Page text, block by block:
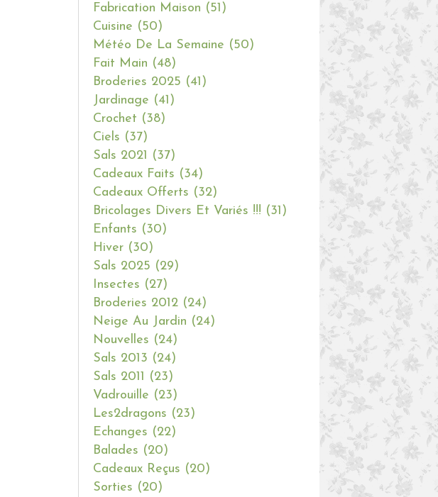
Fabrication Maison (51)
Cuisine (50)
Météo De La Semaine (50)
Fait Main (48)
Broderies 2025 (41)
Jardinage (41)
Crochet (38)
Ciels (37)
Sals 2021
(37)
Cadeaux Faits (34)
Cadeaux Offerts (32)
Bricolages Divers Et Variés !!! (31)
Enfants (30)
Hiver (30)
Sals 2025 (29)
Insectes (27)
Broderies 2012 (24)
Neige Au Jardin (24)
Nouvelles (24)
Sals 2013 (24)
Sals 2011
(23)
Vadrouille (23)
Les2dragons (23)
Echanges (22)
Balades (20)
Cadeaux Reçus (20)
Sorties (20)